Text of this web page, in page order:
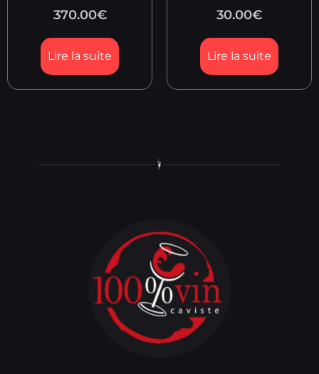
370.00€
Lire la suite
30.00€
Lire la suite